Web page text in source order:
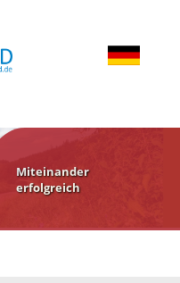
Miteinander
erfolgreich